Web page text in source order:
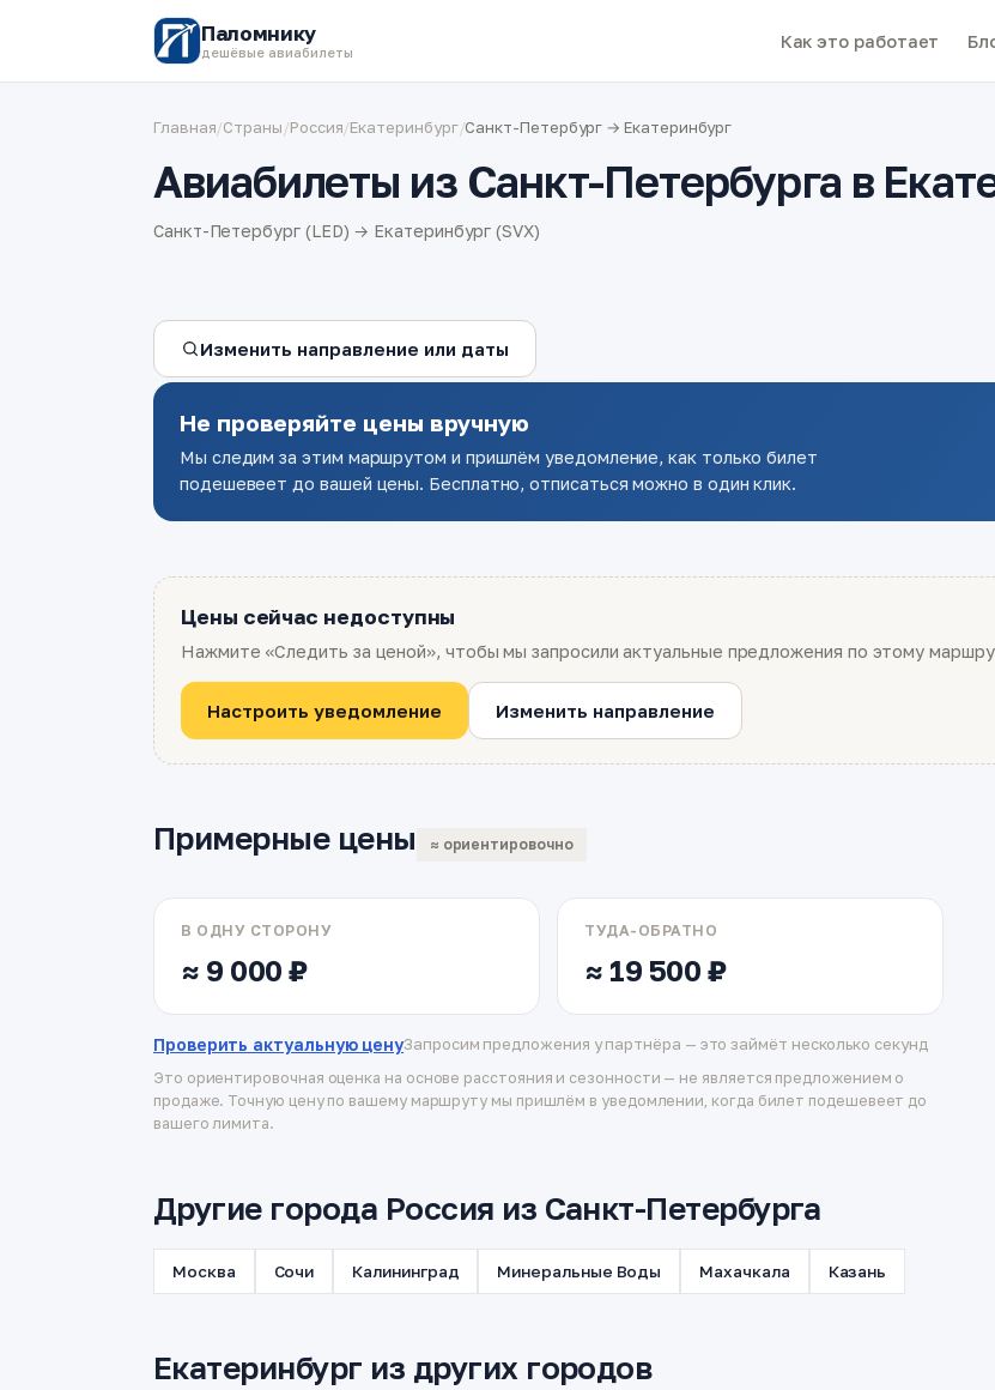
Паломнику
дешёвые авиабилеты
Как это работает
Главная/Страны/Россия/Екатеринбург/Санкт-Петербург → Екатеринбург
Авиабилеты из Санкт-Петербурга в
Санкт-Петербург (LED) → Екатеринбург (SVX)
Изменить направление или даты
Не проверяйте цены вручную
Мы следим за этим маршрутом и пришлём уведомление, как только билет
подешевеет до вашей цены. Бесплатно, отписаться можно в один клик.
Цены сейчас недоступны
Нажмите «Следить за ценой», чтобы мы запросили актуальные предложения по этому
Настроить уведомление Изменить направление
Примерные цены ≈ ориентировочно
В ОДНУ СТОРОНУ
≈ 9 000 ₽
ТУДА-ОБРАТНО
≈ 19 500 ₽
Проверить актуальную ценуЗапросим предложения у партнёра — это займёт несколько секунд
Это ориентировочная оценка на основе расстояния и сезонности — не является предложением о
продаже. Точную цену по вашему маршруту мы пришлём в уведомлении, когда билет подешевеет до
вашего лимита.
Другие города Россия из Санкт-Петербурга
Москва Сочи Калининград Минеральные Воды Махачкала Казань
Екатеринбург из других городов